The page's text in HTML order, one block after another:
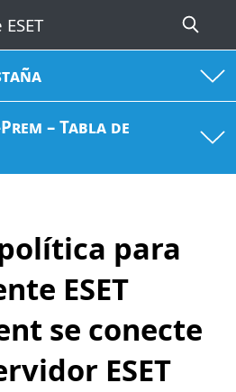
Prem – Tabla de
para
ESET
se conecte
ESET